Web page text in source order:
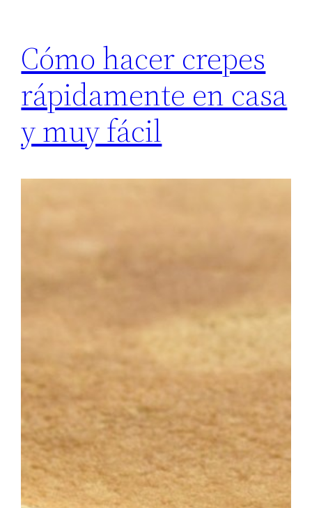
Cómo hacer crepes
rápidamente en casa
y muy fácil